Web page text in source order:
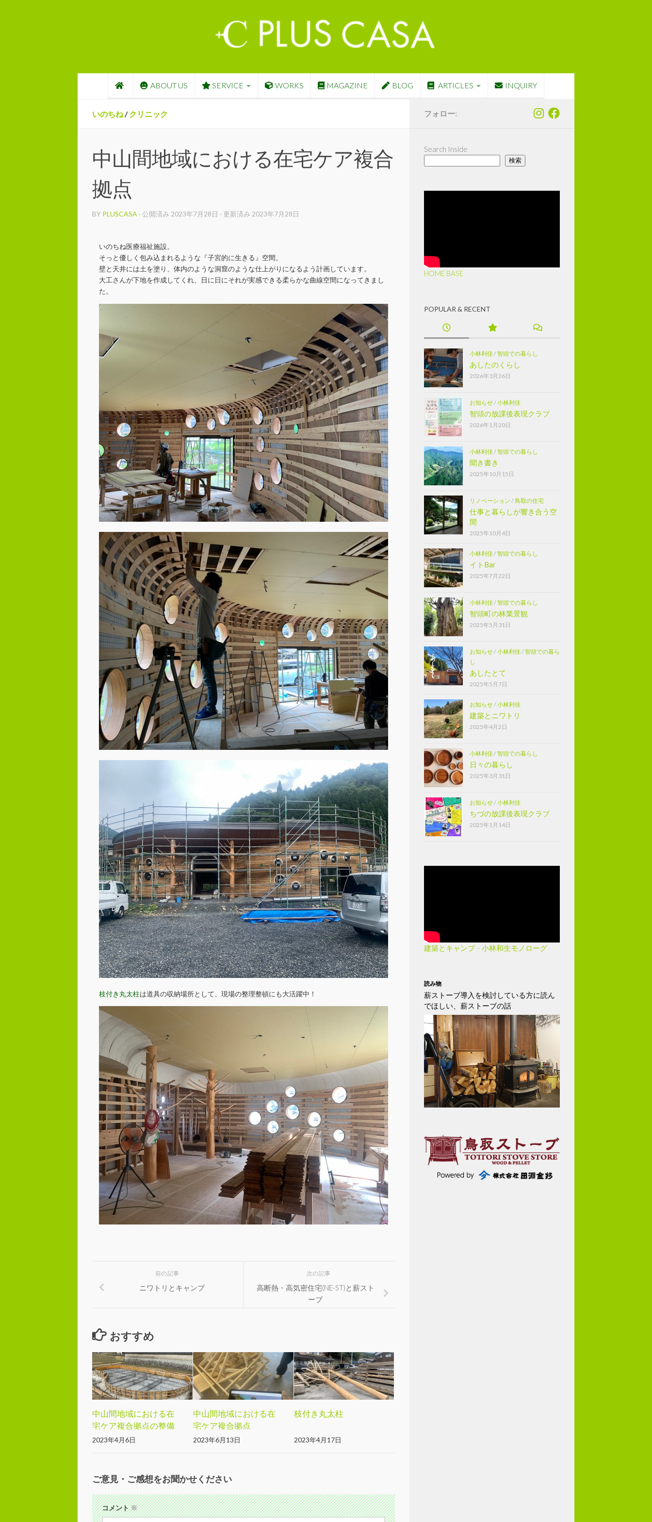
ABOUT US SERVICE WORKS MAGAZINE BLOG ARTICLES INQUIRY
いのちね/ クリニック
中山間地域における在宅ケア複合
拠点
BY PLUSCASA · 公開済み 2023年7月28日 · 更新済み 2023年7月28日
いのちね医療福祉施設。
そっと優しく包み込まれるような『子宮的に生きる』空間。
壁と天井には土を塗り、体内のような洞窟のような仕上がりになるよう計画しています。
大工さんが下地を作成してくれ、日に日にそれが実感できる柔らかな曲線空間になってきまし
た。
枝付き丸太柱は道具の収納場所として、現場の整理整頓にも大活躍中！
次の記事
高断熱・高気密住宅(NE-ST)と薪スト
ーブ
前の記事
ニワトリとキャンプ
おすすめ
中山間地域における在
宅ケア複合拠点の整備
工事着手
2023年4月6日
中山間地域における在
宅ケア複合拠点
2023年6月13日
枝付き丸太柱
2023年4月17日
ご意見・ご感想をお聞かせください
コメント※
フォロー:
Search Inside
検索
HOME BASE
POPULAR & RECENT
小林利佳/智頭での暮らし
あしたのくらし
2026年3月26日
お知らせ/小林利佳
智頭の放課後表現クラブ
2026年1月20日
小林利佳/智頭での暮らし
聞き書き
2025年10月15日
リノベーション / 鳥取の住宅
仕事と暮らしが響き合う空
間
2025年10月4日
小林利佳/智頭での暮らし
イトBar
2025年7月22日
小林利佳/智頭での暮らし
智頭町の林業景観
2025年5月31日
お知らせ/小林利佳/智頭での暮ら
し
あしたとて
2025年5月7日
お知らせ/小林利佳
建築とニワトリ
2025年4月2日
小林利佳/智頭での暮らし
日々の暮らし
2025年3月31日
お知らせ/小林利佳
ちづの放課後表現クラブ
2025年1月14日
建築とキャンプ – 小林和生モノローグ
読み物
薪ストーブ導入を検討している方に読ん
でほしい、薪ストーブの話